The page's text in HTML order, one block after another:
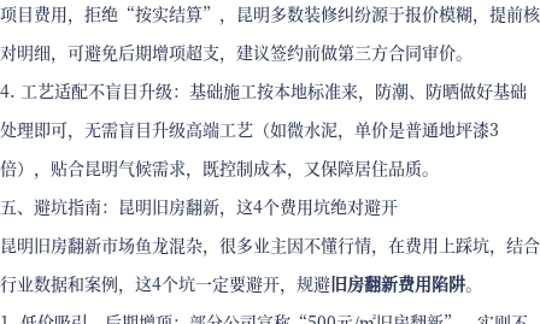
项目费用，拒绝“按实结算”，昆明多数装修纠纷源于报价模糊，提前核
对明细，可避免后期增项超支，建议签约前做第三方合同审价。
4. 工艺适配不盲目升级：基础施工按本地标准来，防潮、防晒做好基础
处理即可，无需盲目升级高端工艺（如微水泥，单价是普通地坪漆3
倍），贴合昆明气候需求，既控制成本，又保障居住品质。
五、避坑指南：昆明旧房翻新，这4个费用坑绝对避开
昆明旧房翻新市场鱼龙混杂，很多业主因不懂行情，在费用上踩坑，结合
行业数据和案例，这4个坑一定要避开，规避旧房翻新费用陷阱。